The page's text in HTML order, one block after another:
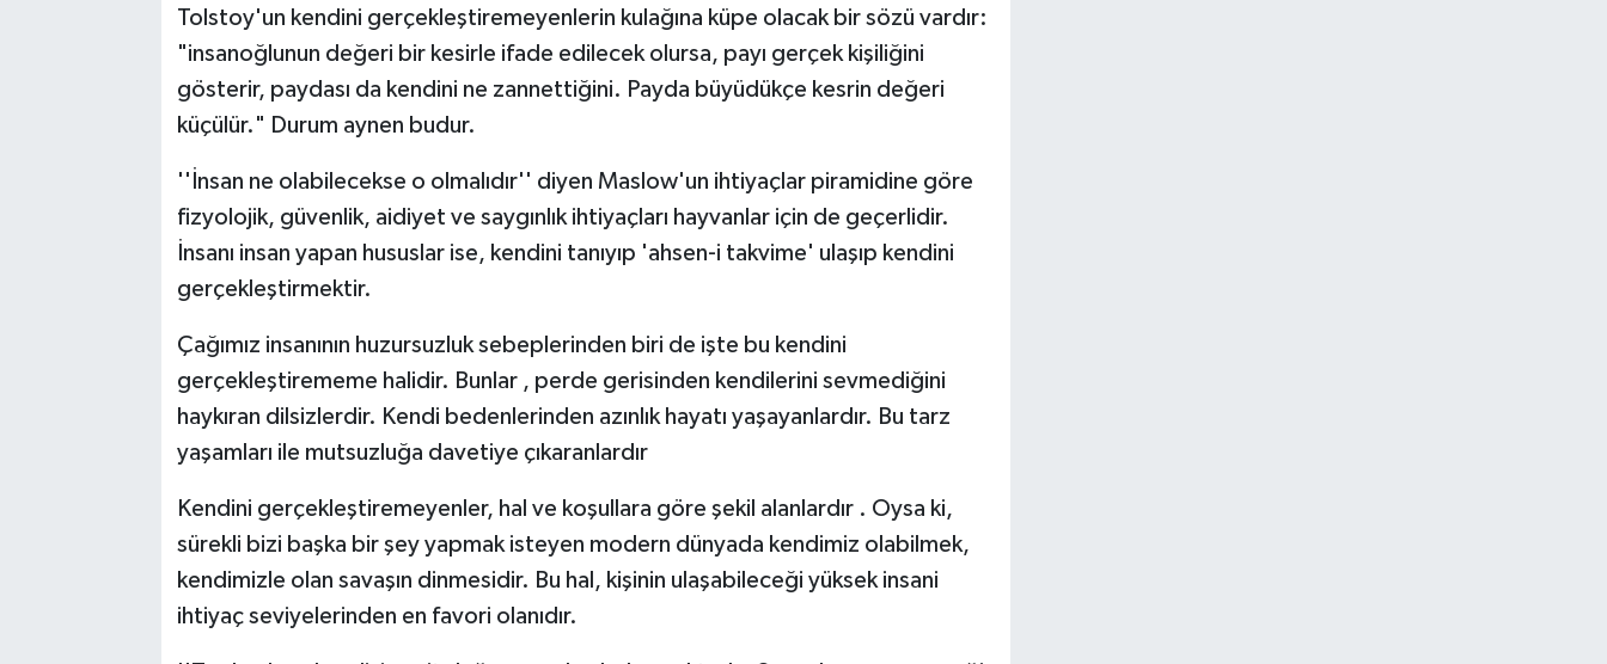
Tolstoy'un kendini gerçekleştiremeyenlerin kulağına küpe olacak bir sözü vardır:
"insanoğlunun değeri bir kesirle ifade edilecek olursa, payı gerçek kişiliğini
gösterir, paydası da kendini ne zannettiğini. Payda büyüdükçe kesrin değeri
küçülür." Durum aynen budur.
''İnsan ne olabilecekse o olmalıdır'' diyen Maslow'un ihtiyaçlar piramidine göre
fizyolojik, güvenlik, aidiyet ve saygınlık ihtiyaçları hayvanlar için de geçerlidir.
İnsanı insan yapan hususlar ise, kendini tanıyıp 'ahsen-i takvime' ulaşıp kendini
gerçekleştirmektir.
Çağımız insanının huzursuzluk sebeplerinden biri de işte bu kendini
gerçekleştirememe halidir. Bunlar , perde gerisinden kendilerini sevmediğini
haykıran dilsizlerdir. Kendi bedenlerinden azınlık hayatı yaşayanlardır. Bu tarz
yaşamları ile mutsuzluğa davetiye çıkaranlardır
Kendini gerçekleştiremeyenler, hal ve koşullara göre şekil alanlardır . Oysa ki,
sürekli bizi başka bir şey yapmak isteyen modern dünyada kendimiz olabilmek,
kendimizle olan savaşın dinmesidir. Bu hal, kişinin ulaşabileceği yüksek insani
ihtiyaç seviyelerinden en favori olanıdır.